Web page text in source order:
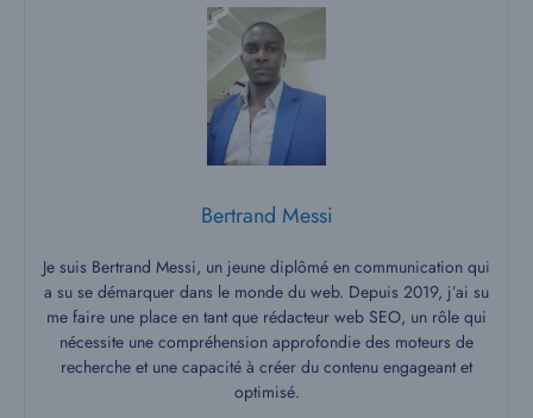
Bertrand Messi
Je suis Bertrand Messi, un jeune diplômé en communication qui
a su se démarquer dans le monde du web. Depuis 2019, j’ai su
me faire une place en tant que rédacteur web SEO, un rôle qui
nécessite une compréhension approfondie des moteurs de
recherche et une capacité à créer du contenu engageant et
optimisé.